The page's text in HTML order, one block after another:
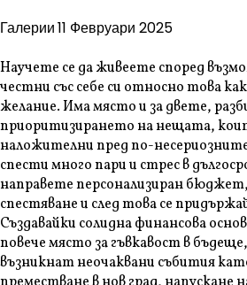
Галерии11 Февруари 2025
Научете се да живеете според
честни със себе си относно това
желание. Има място и за двете,
приоритизирането на нещата,
наложителни пред по-
спести много пари и стрес в
направете персонализиран
спестяване и след това се
Създавайки солидна финансова
повече място за гъвкавост в бъдеще,
възникнат неочаквани събития